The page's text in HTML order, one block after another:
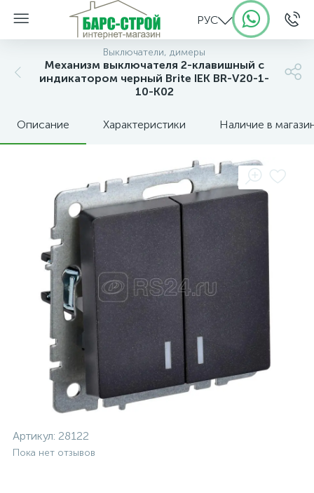
РУС
Выключатели, димеры
Механизм выключателя 2-клавишный с
индикатором черный Brite IEK BR-V20-1-
10-K02
Описание Характеристики Наличие в
Артикул: 28122
Пока нет отзывов